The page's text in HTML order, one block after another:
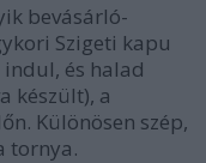
bevásárló-
Szigeti kapu
és halad
készült), a
Különösen szép,
tornya.